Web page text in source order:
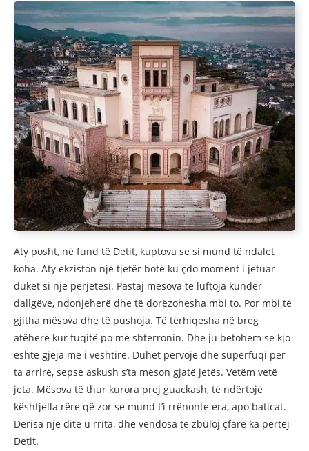
Aty posht, në fund të Detit, kuptova se si mund të ndalet
koha. Aty ekziston një tjetër botë ku çdo moment i jetuar
duket si një përjetësi. Pastaj mësova të luftoja kundër
dallgëve, ndonjëherë dhe të dorëzohesha mbi to. Por mbi të
gjitha mësova dhe të pushoja. Të tërhiqesha në breg
atëherë kur fuqitë po më shterronin. Dhe ju betohem se kjo
është gjëja më i vështirë. Duhet përvojë dhe superfuqi për
ta arrirë, sepse askush s’ta mëson gjatë jetës. Vetëm vetë
jeta. Mësova të thur kurora prej guackash, të ndërtojë
kështjella rëre që zor se mund t’i rrënonte era, apo baticat.
Derisa një ditë u rrita, dhe vendosa të zbuloj çfarë ka përtej
Detit.